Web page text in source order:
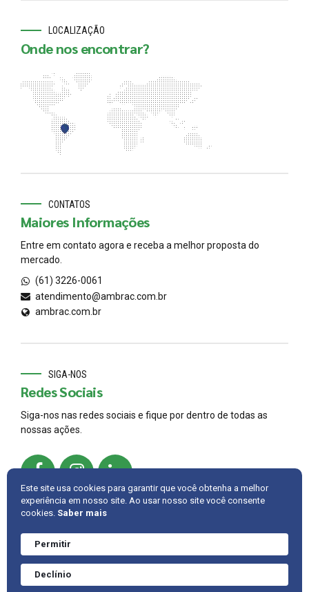
LOCALIZAÇÃO
Onde nos encontrar?
CONTATOS
Maiores Informações
Entre em contato agora e receba a melhor proposta do
mercado.
(61) 3226-0061
atendimento@ambrac.com.br
ambrac.com.br
SIGA-NOS
Redes Sociais
Siga-nos nas redes sociais e fique por dentro de todas as
nossas ações.
INTRANET
Este site usa cookies para garantir que você obtenha a melhor
experiência em nosso site. Ao usar nosso site você consente
cookies. Saber mais
Permitir
Declínio
Precisa de ajuda?
Converve agora